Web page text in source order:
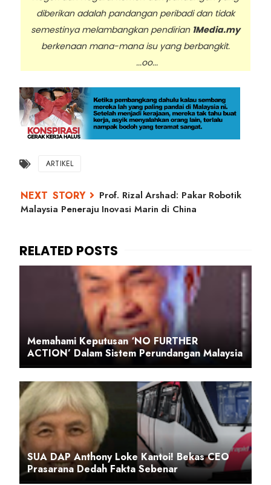
diberikan adalah pandangan peribadi dan tidak
semestinya melambangkan pendirian 1Media.my
berkenaan mana-mana isu yang berbangkit.
...oo...
ARTIKEL
Prof. Rizal Arshad: Pakar Robotik
Malaysia Peneraju Inovasi Marin di China
Memahami Keputusan ‘NO FURTHER
ACTION’ Dalam Sistem Perundangan Malaysia
SUA DAP Anthony Loke Kantoi! Bekas CEO
Prasarana Dedah Fakta Sebenar